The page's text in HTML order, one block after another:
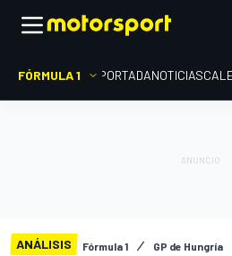
FÓRMULA 1 PORTADANOTICIAS
ANÁLISIS Fórmula 1 GP de Hungría